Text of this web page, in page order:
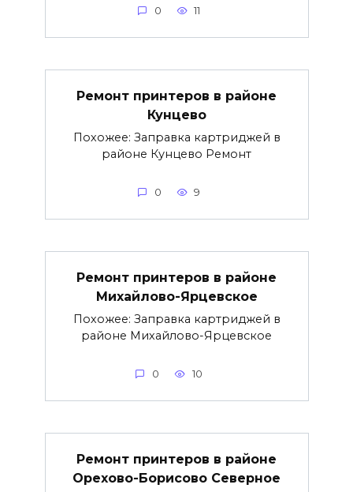
0 11
Ремонт принтеров в районе
Кунцево
Похожее: Заправка картриджей в
районе Кунцево Ремонт
0 9
Ремонт принтеров в районе
Михайлово-Ярцевское
Похожее: Заправка картриджей в
районе Михайлово-Ярцевское
0 10
Ремонт принтеров в районе
Орехово-Борисово Северное